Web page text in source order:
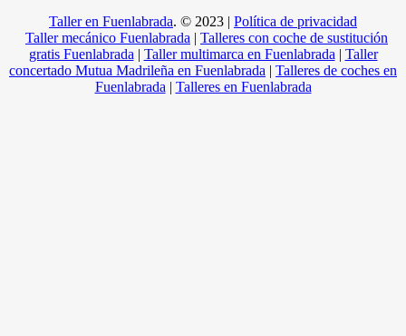
Taller en Fuenlabrada. © 2023 | Política de privacidad
Taller mecánico Fuenlabrada | Talleres con coche de sustitución
gratis Fuenlabrada | Taller multimarca en Fuenlabrada | Taller
concertado Mutua Madrileña en Fuenlabrada | Talleres de coches en
Fuenlabrada | Talleres en Fuenlabrada